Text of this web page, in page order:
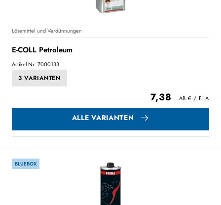
Lösemittel und Verdünnungen
E-COLL Petroleum
Artikel-Nr: 7000133
3 VARIANTEN
7,38
ALLE VARIANTEN
BLUEBOX